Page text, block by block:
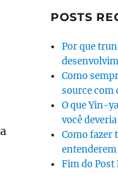
POSTS
Por que
Como
source com
O que Yin-
você
Como fazer
entenderem
Fim do Post